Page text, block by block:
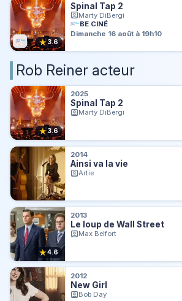
★3.6
Spinal Tap 2
Marty DiBergi
BE CINÉ
Dimanche 16 août à 19h10
Rob Reiner acteur
★3.6
2025
Spinal Tap 2
Marty DiBergi
2014
Ainsi va la vie
Artie
★4.6
2013
Le loup de Wall Street
Max Belfort
2012
New Girl
Bob Day